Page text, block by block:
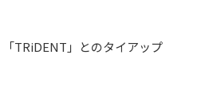
」とのタイアップ